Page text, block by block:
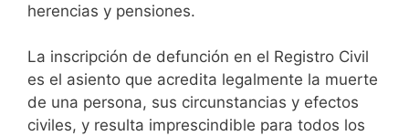
herencias y pensiones.
La inscripción de defunción en el Registro Civil
es el asiento que acredita legalmente la muerte
de una persona, sus circunstancias y efectos
civiles, y resulta imprescindible para todos los